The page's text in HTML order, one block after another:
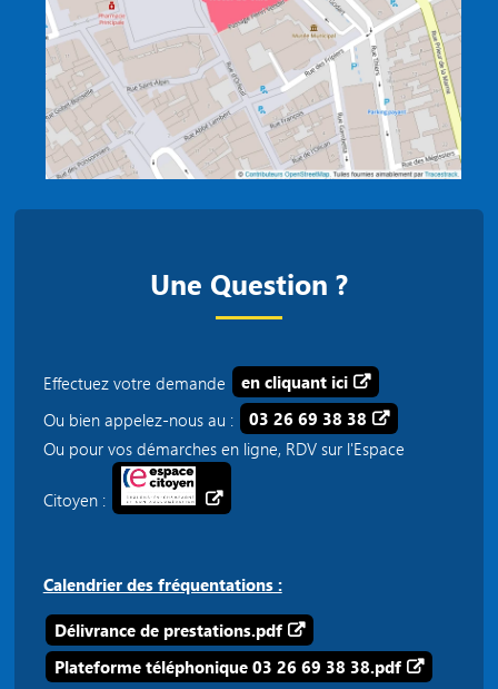
Une Question ?
Effectuez votre demande
en cliquant ici
Ou bien appelez-nous au :
03 26 69 38 38
Ou pour vos démarches en ligne, RDV sur l'Espace
Citoyen :
Calendrier des fréquentations :
Délivrance de prestations.pdf
Plateforme téléphonique 03 26 69 38 38.pdf